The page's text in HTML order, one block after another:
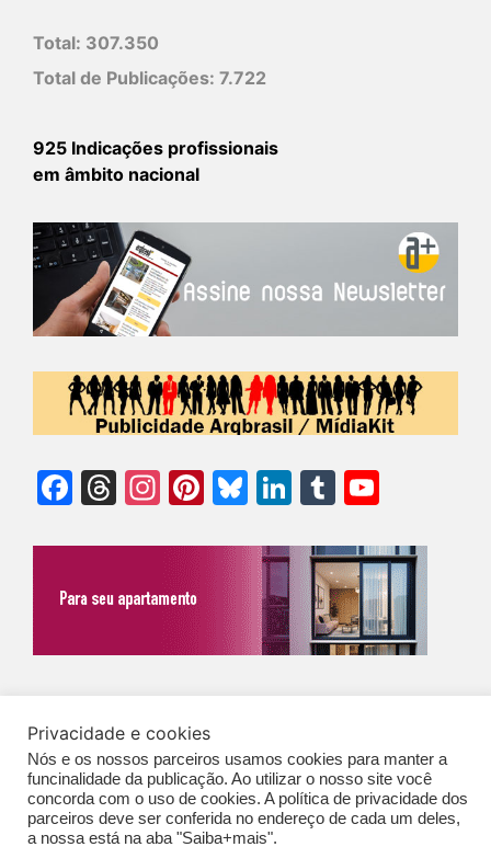
Total: 307.350
Total de Publicações: 7.722
925 Indicações profissionais
em âmbito nacional
Facebook
Threads
Instagram
Pinterest
Bluesky
LinkedIn
Tumblr
Expediente|Contato|Newsletter
GERAIS DE PUBLICAÇÃO (CGP
Privacidade e cookies
Nós e os nossos parceiros usamos cookies para manter a
funcinalidade da publicação. Ao utilizar o nosso site você
concorda com o uso de cookies. A política de privacidade dos
parceiros deve ser conferida no endereço de cada um deles,
a nossa está na aba "Saiba+mais".